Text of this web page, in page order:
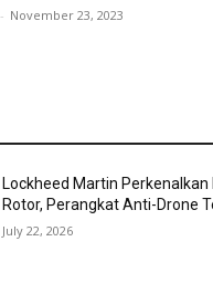
- November 23, 2023
Lockheed Martin Perkenalkan
Rotor, Perangkat Anti-Drone
July 22, 2026